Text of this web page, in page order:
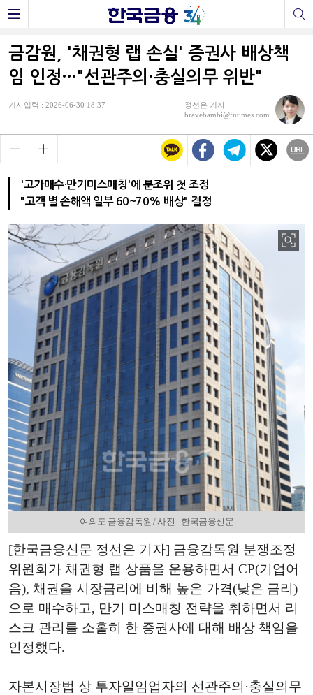
금감원, '채권형 랩 손실' 증권사 배상책
임 인정…"선관주의·충실의무 위반"
기사입력 : 2026-06-30 18:37
정선은 기자
bravebambi@fntimes.com
'고가매수·만기미스매칭'에 분조위 첫 조정
"고객 별 손해액 일부 60~70% 배상" 결정
여의도 금융감독원 / 사진= 한국금융신문
[한국금융신문 정선은 기자] 금융감독원 분쟁조정
위원회가 채권형 랩 상품을 운용하면서 CP(기업어
음), 채권을 시장금리에 비해 높은 가격(낮은 금리)
으로 매수하고, 만기 미스매칭 전략을 취하면서 리
스크 관리를 소홀히 한 증권사에 대해 배상 책임을
인정했다.
자본시장법 상 투자일임업자의 선관주의·충실의무